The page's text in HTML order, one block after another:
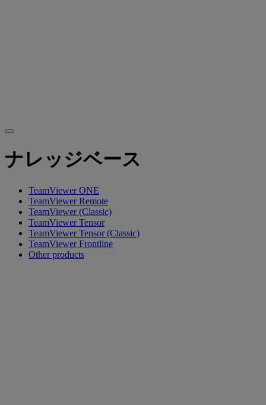
ナレッジベース
TeamViewer ONE
TeamViewer Remote
TeamViewer (Classic)
TeamViewer Tensor
TeamViewer Tensor (Classic)
TeamViewer Frontline
Other products